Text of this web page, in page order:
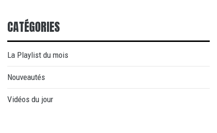
CATÉGORIES
La Playlist du mois
Nouveautés
Vidéos du jour